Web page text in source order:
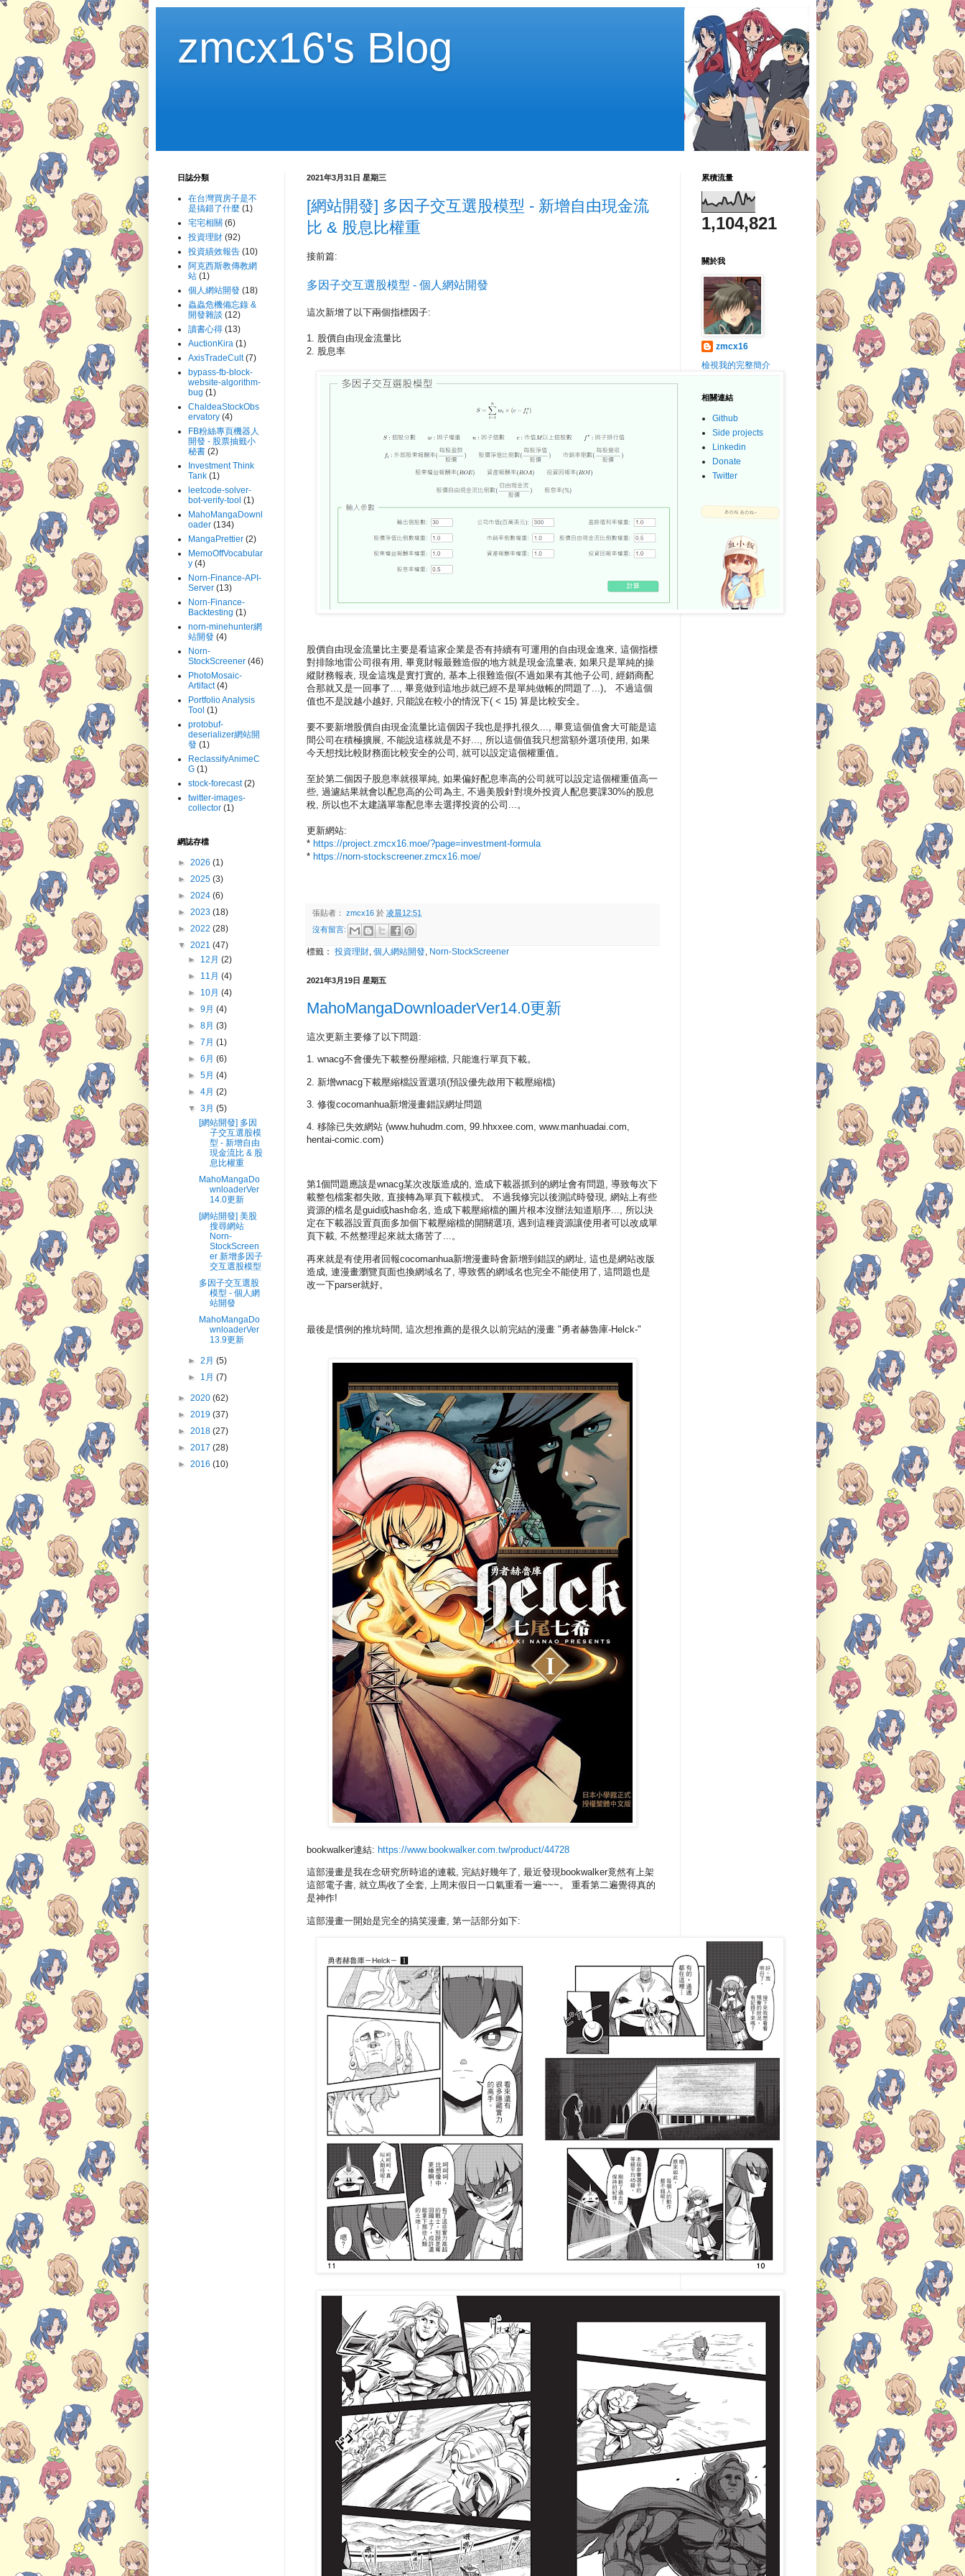
zmcx16's Blog
2021年3月31日 星期三
[網站開發] 多因子交互選股模型 - 新增自由現金流
比 & 股息比權重
接前篇:
多因子交互選股模型 - 個人網站開發
這次新增了以下兩個指標因子:
1. 股價自由現金流量比
2. 股息率
股價自由現金流量比主要是看這家企業是否有持續有可運用的自由現金進來, 這個指標
對排除地雷公司很有用, 畢竟財報最難造假的地方就是現金流量表, 如果只是單純的操
縱財務報表, 現金這塊是實打實的, 基本上很難造假(不過如果有其他子公司, 經銷商配
合那就又是一回事了..., 畢竟做到這地步就已經不是單純做帳的問題了...)。 不過這個
值也不是說越小越好, 只能說在較小的情況下( < 15) 算是比較安全。
要不要新增股價自由現金流量比這個因子我也是掙扎很久..., 畢竟這個值會大可能是這
間公司在積極擴展, 不能說這樣就是不好..., 所以這個值我只想當額外選項使用, 如果
今天想找比較財務面比較安全的公司, 就可以設定這個權重值。
至於第二個因子股息率就很單純, 如果偏好配息率高的公司就可以設定這個權重值高一
些, 過濾結果就會以配息高的公司為主, 不過美股針對境外投資人配息要課30%的股息
稅, 所以也不太建議單靠配息率去選擇投資的公司...。
更新網站:
* https://project.zmcx16.moe/?page=investment-formula
* https://norn-stockscreener.zmcx16.moe/
張貼者： zmcx16 於 凌晨12:51
沒有留言:
標籤： 投資理財 個人網站開發 Norn-StockScreener
2021年3月19日 星期五
MahoMangaDownloaderVer14.0更新
這次更新主要修了以下問題:
1. wnacg不會優先下載整份壓縮檔, 只能進行單頁下載。
2. 新增wnacg下載壓縮檔設置選項(預設優先啟用下載壓縮檔)
3. 修復cocomanhua新增漫畫錯誤網址問題
4. 移除已失效網站 (www.huhudm.com, 99.hhxxee.com, www.manhuadai.com,
hentai-comic.com)
第1個問題應該是wnacg某次改版造成的, 造成下載器抓到的網址會有問題, 導致每次下
載整包檔案都失敗, 直接轉為單頁下載模式。 不過我修完以後測試時發現, 網站上有些
資源的檔名是guid或hash命名, 造成下載壓縮檔的圖片根本沒辦法知道順序..., 所以決
定在下載器設置頁面多加個下載壓縮檔的開關選項, 遇到這種資源讓使用者可以改成單
頁下載, 不然整理起來就太痛苦了...。
再來就是有使用者回報cocomanhua新增漫畫時會新增到錯誤的網址, 這也是網站改版
造成, 連漫畫瀏覽頁面也換網域名了, 導致舊的網域名也完全不能使用了, 這問題也是
改一下parser就好。
最後是慣例的推坑時間, 這次想推薦的是很久以前完結的漫畫 "勇者赫魯庫-Helck-"
bookwalker連結: https://www.bookwalker.com.tw/product/44728
這部漫畫是我在念研究所時追的連載, 完結好幾年了, 最近發現bookwalker竟然有上架
這部電子書, 就立馬收了全套, 上周末假日一口氣重看一遍~~~。 重看第二遍覺得真的
是神作!
這部漫畫一開始是完全的搞笑漫畫, 第一話部分如下:
日誌分類
在台灣買房子是不
是搞錯了什麼 (1)
宅宅相關 (6)
投資理財 (92)
投資績效報告 (10)
阿克西斯教傳教網
站 (1)
個人網站開發 (18)
蟲蟲危機備忘錄 &
開發雜談 (12)
讀書心得 (13)
AuctionKira (1)
AxisTradeCult (7)
bypass-fb-block-
website-algorithm-
bug (1)
ChaldeaStockObs
ervatory (4)
FB粉絲專頁機器人
開發 - 股票抽籤小
秘書 (2)
Investment Think
Tank (1)
leetcode-solver-
bot-verify-tool (1)
MahoMangaDownl
oader (134)
MangaPrettier (2)
MemoOffVocabular
y (4)
Norn-Finance-API-
Server (13)
Norn-Finance-
Backtesting (1)
norn-minehunter網
站開發 (4)
Norn-
StockScreener (46)
PhotoMosaic-
Artifact (4)
Portfolio Analysis
Tool (1)
protobuf-
deserializer網站開
發 (1)
ReclassifyAnimeC
G (1)
stock-forecast (2)
twitter-images-
collector (1)
網誌存檔
► 2026 (1)
► 2025 (3)
► 2024 (6)
► 2023 (18)
► 2022 (28)
▼ 2021 (47)
► 12月(2)
► 11月(4)
► 10月(4)
►9月(4)
►8月(3)
►7月(1)
►6月(6)
►5月(4)
►4月(2)
▼3月(5)
[網站開發] 多因
子交互選股模
型 - 新增自由
現金流比 & 股
息比權重
MahoMangaDo
wnloaderVer
14.0更新
[網站開發] 美股
搜尋網站
Norn-
StockScreen
er 新增多因子
交互選股模型
多因子交互選股
模型 - 個人網
站開發
MahoMangaDo
wnloaderVer
13.9更新
►2月(5)
► 1月(7)
► 2020 (62)
► 2019 (37)
► 2018 (27)
► 2017 (28)
► 2016 (10)
累積流量
1,104,821
關於我
zmcx16
檢視我的完整簡介
相關連結
Github
Side projects
Linkedin
Donate
Twitter